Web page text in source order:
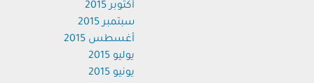
أكتوبر 2015
سبتمبر 2015
أغسطس 2015
يوليو 2015
يونيو 2015